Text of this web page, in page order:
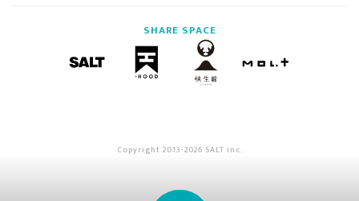
SHARE SPACE
Copyright 2013-2026 SALT inc.